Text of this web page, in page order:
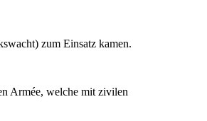
zum Einsatz kamen.
Armée, welche mit zivilen